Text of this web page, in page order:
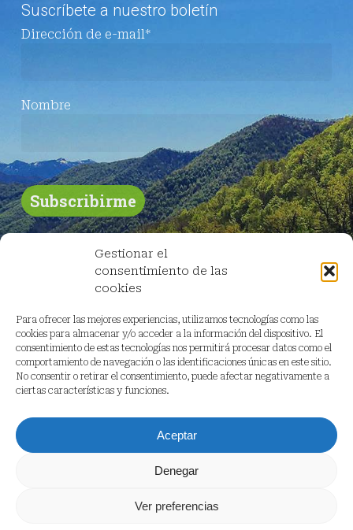
Gestionar el
consentimiento de las
cookies
Para ofrecer las mejores experiencias, utilizamos tecnologías como las
cookies para almacenar y/o acceder a la información del dispositivo. El
consentimiento de estas tecnologías nos permitirá procesar datos como el
comportamiento de navegación o las identificaciones únicas en este sitio.
No consentir o retirar el consentimiento, puede afectar negativamente a
ciertas características y funciones.
Aceptar
Denegar
Ver preferencias
Suscríbete a nuestro boletín
Dirección de e-mail*
Nombre